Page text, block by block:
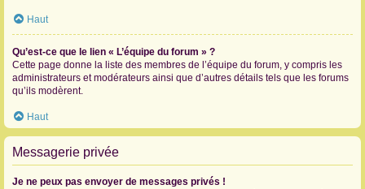
Haut
Qu’est-ce que le lien « L’équipe du forum » ?
Cette page donne la liste des membres de l’équipe du forum, y compris les
administrateurs et modérateurs ainsi que d’autres détails tels que les forums
qu’ils modèrent.
Haut
Messagerie privée
Je ne peux pas envoyer de messages privés !